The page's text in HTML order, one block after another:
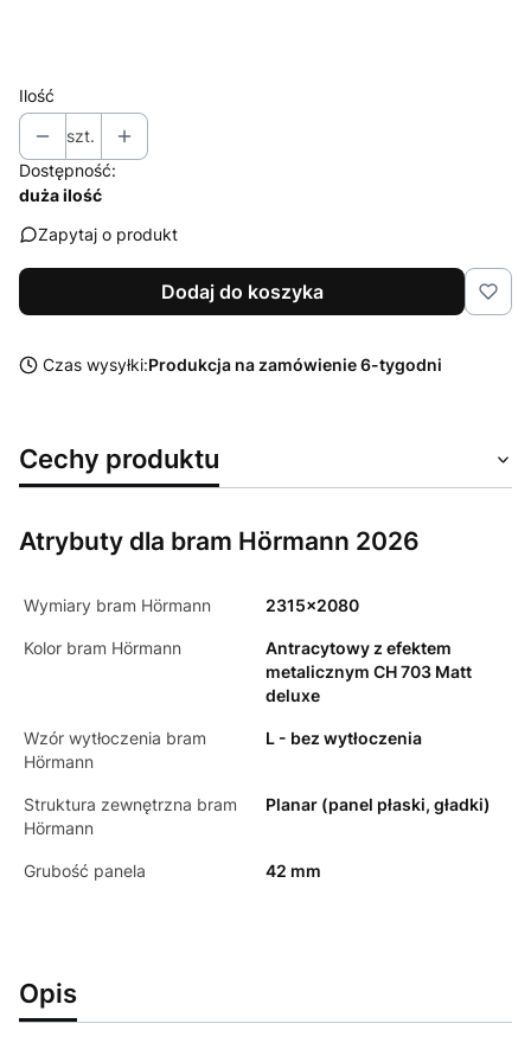
Ilość
szt.
Dostępność:
duża ilość
Zapytaj o produkt
Dodaj do koszyka
Czas wysyłki:Produkcja na zamówienie 6-tygodni
Cechy produktu
Atrybuty dla bram Hörmann 2026
Wymiary bram Hörmann 2315x2080
Kolor bram Hörmann
Antracytowy z efektem
metalicznym CH 703 Matt
deluxe
Wzór wytłoczenia bram
Hörmann
L - bez wytłoczenia
Struktura zewnętrzna bram
Hörmann
Planar (panel płaski, gładki)
Grubość panela 42 mm
Opis